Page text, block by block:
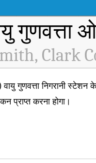
गुणवत्ता
Clark
निगरानी स्टेशन
प्राप्त करना होगा।